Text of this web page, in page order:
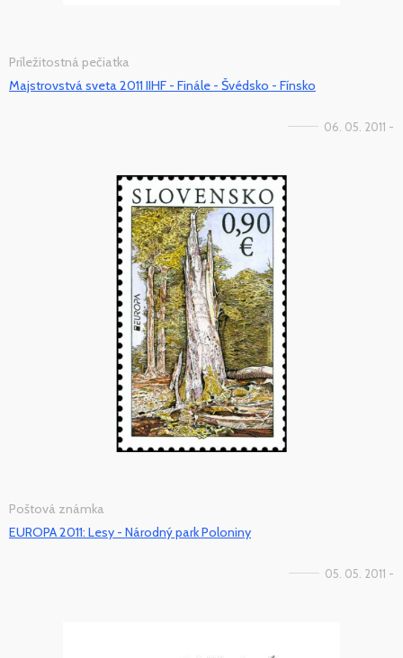
Príležitostná pečiatka
Majstrovstvá sveta 2011 IIHF - Finále - Švédsko - Fínsko
06. 05. 2011 -
Poštová známka
EUROPA 2011: Lesy - Národný park Poloniny
05. 05. 2011 -